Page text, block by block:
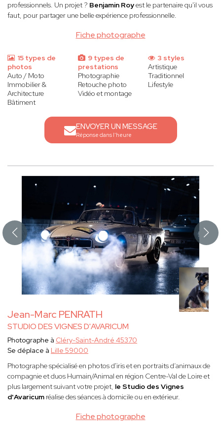
Fiche photographe
professionnels. Un projet ? Benjamin Royest le partenaire qu'il vous
faut, pour partager une belle expérience professionnelle.
15 types de
photos
Auto / Moto
Immobilier &
Architecture
Bâtiment
9 types de
prestations
Photographie
Retouche photo
Vidéo et montage
3 styles
Artistique
Traditionnel
Lifestyle
ENVOYER UN MESSAGE
Réponse dans l'heure
Jean-Marc PENRATH
STUDIO DES VIGNES D'AVARICUM
Fiche photographe
Photographe à Cléry-Saint-André 45370
Se déplace à Lille 59000
Photographe spécialisé en photos d'iris et en portraits d’animaux de
compagnie et duos Humain/Animal en région Centre-Val de Loire et
plus largement suivant votre projet, le Studio des Vignes
d'Avaricum réalise des séances à domicile ou en extérieur.